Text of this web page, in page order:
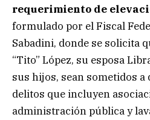
requerimiento de
formulado por el Fiscal
Sabadini, donde se solicita
“Tito” López, su esposa
sus hijos, sean sometidos a
delitos que incluyen
administración pública y